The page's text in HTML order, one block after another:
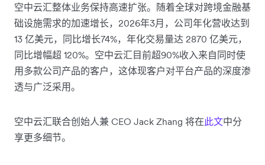
空中云汇整体业务保持高速扩张。随着全球对跨境金融基
础设施需求的加速增长，2026年3月，公司年化营收达到
13 亿美元，同比增长74%，年化交易量达 2870 亿美元，
同比增幅超 120%。空中云汇目前超90%收入来自同时使
用多款公司产品的客户，这体现客户对平台产品的深度渗
透与广泛采用。
空中云汇联合创始人兼 CEO Jack Zhang 将在此文中分
享更多细节。